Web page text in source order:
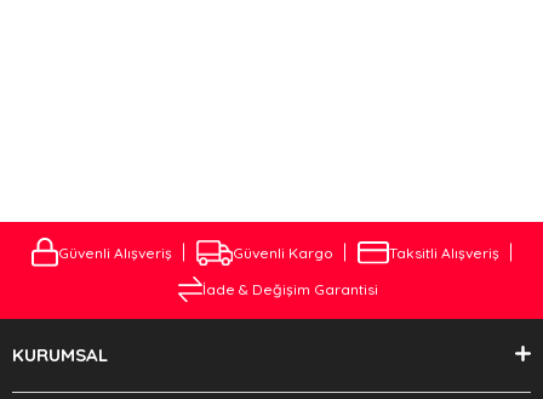
Güvenli Alışveriş Güvenli Kargo
Taksitli Alışveriş
İade & Değişim Garantisi
KURUMSAL